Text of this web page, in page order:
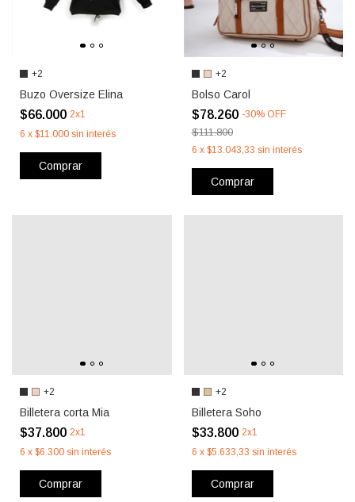
+2
Buzo Oversize Elina
$66.000 2x1
6 x $11.000 sin interés
Comprar
+2
Bolso Carol
$78.260 -30% OFF
$111.800
6 x $13.043,33 sin interés
Comprar
+2
Billetera corta Mia
$37.800 2x1
6 x $6.300 sin interés
Comprar
+2
Billetera Soho
$33.800 2x1
6 x $5.633,33 sin interés
Comprar